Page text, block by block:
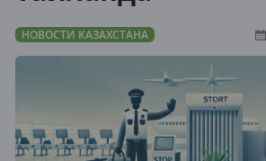
НОВОСТИ КАЗАХСТАНА